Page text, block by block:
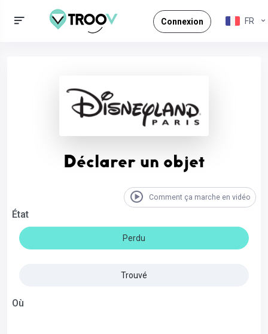
Connexion FR
Déclarer un objet
Comment ça marche en vidéo
État
Perdu
Trouvé
Où